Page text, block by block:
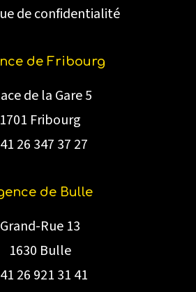
de confidentialité
de Fribourg
de la Gare 5
1701 Fribourg
26 347 37 27
de Bulle
Grand-Rue 13
1630 Bulle
26 921 31 41